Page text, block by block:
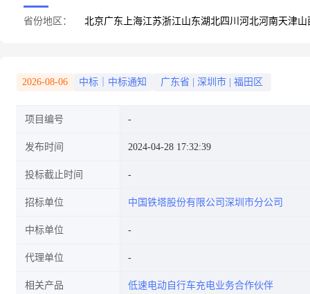
省份地区： 北京广东 上海江苏浙江山东湖北四川 河北河南天津山
2026-08-06 中标｜中标通知 广东省 深圳市 福田区
项目编号
发布时间 2024-04-28 17:32:39
投标截止时间
招标单位 中国铁塔股份有限公司深圳市分公司
中标单位
代理单位
相关产品 低速电动自行车充电业务合作伙伴